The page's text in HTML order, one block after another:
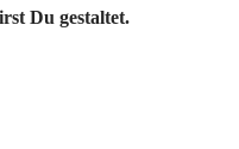
Du gestaltet.